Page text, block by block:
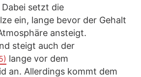
Dabei setzt die
ein, lange bevor der Gehalt
ansteigt.
steigt auch der
lange vor dem
an. Allerdings kommt dem